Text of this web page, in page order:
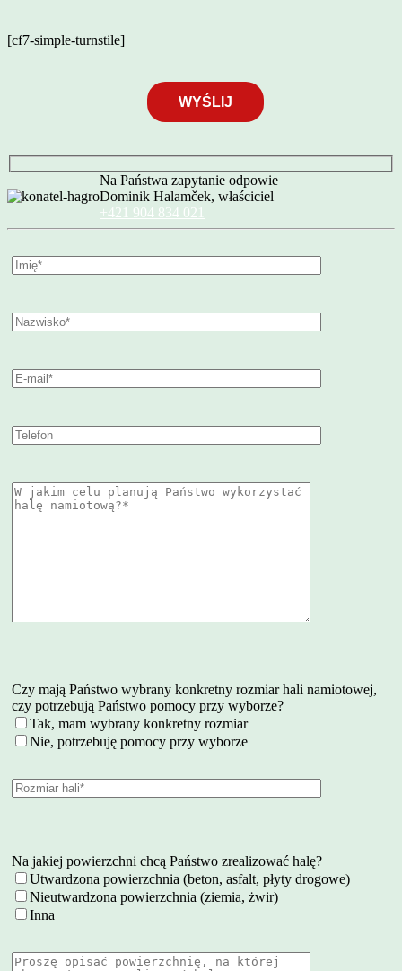
[cf7-simple-turnstile]
Na Państwa zapytanie odpowie
Dominik Halamček, właściciel
+421 904 834 021
Czy mają Państwo wybrany konkretny rozmiar hali namiotowej,
czy potrzebują Państwo pomocy przy wyborze?
Tak, mam wybrany konkretny rozmiar
Nie, potrzebuję pomocy przy wyborze
Na jakiej powierzchni chcą Państwo zrealizować halę?
Utwardzona powierzchnia (beton, asfalt, płyty drogowe)
Nieutwardzona powierzchnia (ziemia, żwir)
Inna